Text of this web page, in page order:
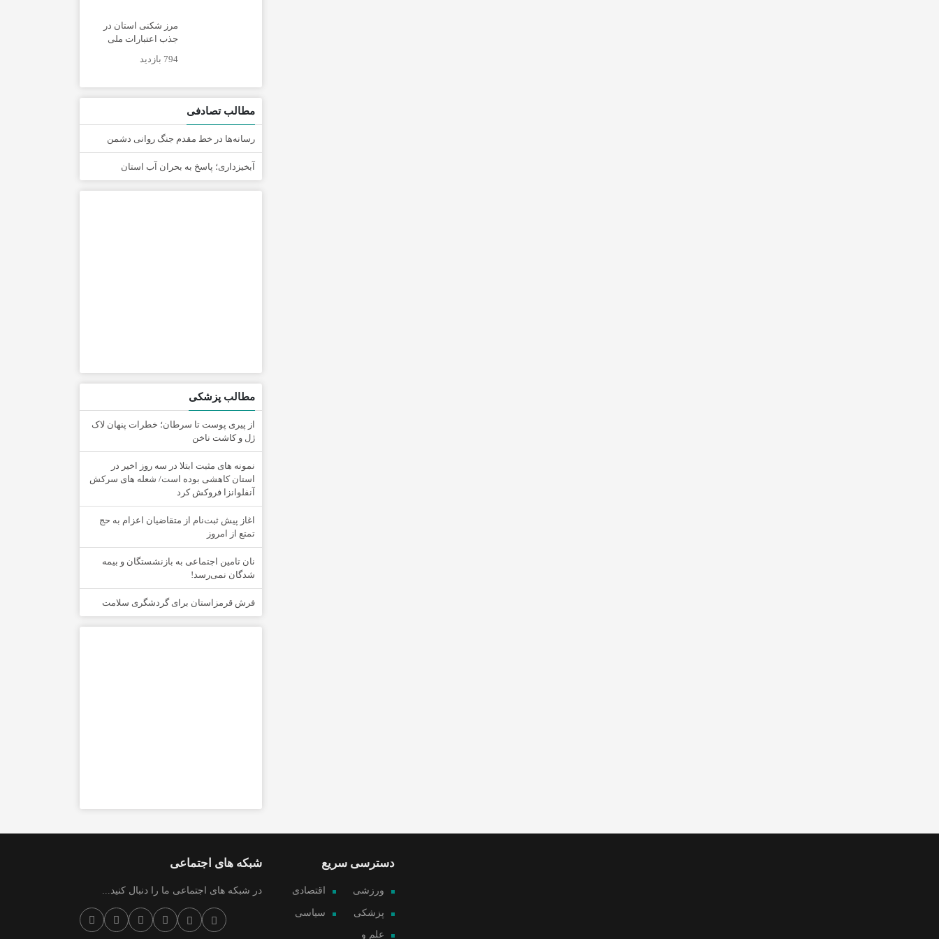
مرز شکنی استان در
جذب اعتبارات ملی
794 بازدید
مطالب تصادفی
رسانه‌ها در خط مقدم جنگ روانی دشمن
آبخیزداری؛ پاسخ به بحران آب استان
مطالب پزشکی
از پیری پوست تا سرطان؛ خطرات پنهان لاک
ژل و کاشت ناخن
نمونه های مثبت ابتلا در سه روز اخیر در
استان کاهشی بوده است/ شعله های سرکش
آنفلوانزا فروکش کرد
اغاز پیش ثبت‌نام از متقاضیان اعزام به حج
تمتع از امروز
نان تامین اجتماعی به بازنشستگان و بیمه
شدگان نمی‌رسد!
فرش قرمزاستان برای گردشگری سلامت
دسترسی سریع
ورزشی اقتصادی
پزشکی سیاسی
علم و
شبکه های اجتماعی
در شبکه های اجتماعی ما را دنبال کنید...